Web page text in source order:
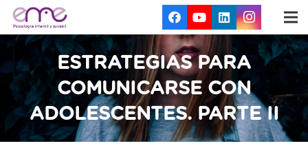
ESTRATEGIAS PARA
COMUNICARSE CON
ADOLESCENTES. PARTE II